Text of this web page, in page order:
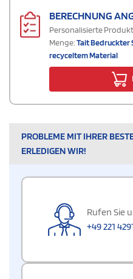
BERECHNUNG
Personalisierte
Menge:Tait Bedruckter
recyceltem Material
PROBLEME MIT IHRER
ERLEDIGEN WIR!
Rufen Sie
+49 221